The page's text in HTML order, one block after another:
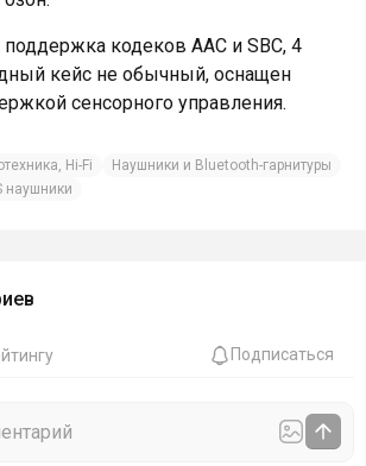
кодеков AAC и SBC, 4
кейс не обычный, оснащен
сенсорного управления.
Hi-Fi
Наушники и Bluetooth-гарнитуры
наушники
Подписаться